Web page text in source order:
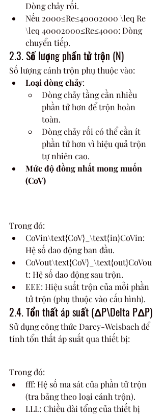
Dòng chảy rối.
Nếu 2000≤Re≤40002000 \leq Re
\leq 40002000≤Re≤4000: Dòng
chuyển tiếp.
2.3. Số lượng phần tử trộn (N)
Số lượng cánh trộn phụ thuộc vào:
Loại dòng chảy:
Dòng chảy tầng cần nhiều
phần tử hơn để trộn hoàn
toàn.
Dòng chảy rối có thể cần ít
phần tử hơn vì hiệu quả trộn
tự nhiên cao.
Mức độ đồng nhất mong muốn
(CoV)
Trong đó:
CoVin\text{CoV}_\text{in}CoVin​:
Hệ số dao động ban đầu.
CoVout\text{CoV}_\text{out}CoVou
t​: Hệ số dao động sau trộn.
EEE: Hiệu suất trộn của mỗi phần
tử trộn (phụ thuộc vào cấu hình).
2.4. Tổn thất áp suất (ΔP\Delta PΔP)
Sử dụng công thức Darcy-Weisbach để
tính tổn thất áp suất qua thiết bị:
Trong đó:
fff: Hệ số ma sát của phần tử trộn
(tra bảng theo loại cánh trộn).
LLL: Chiều dài tổng của thiết bị